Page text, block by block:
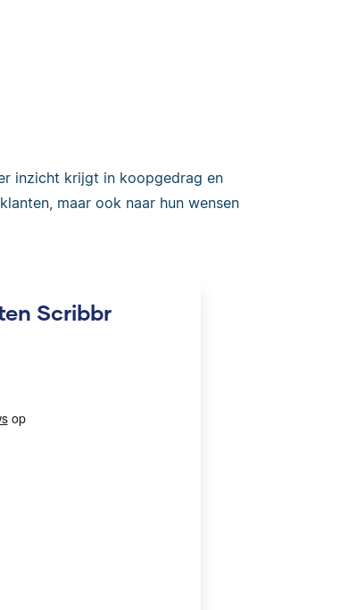
inzicht krijgt in koopgedrag en
maar ook naar hun wensen
Scribbr